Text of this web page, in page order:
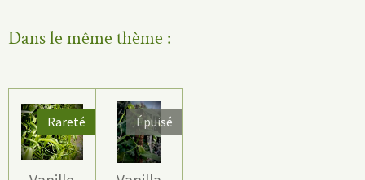
Dans le même thème :
Rareté Épuisé